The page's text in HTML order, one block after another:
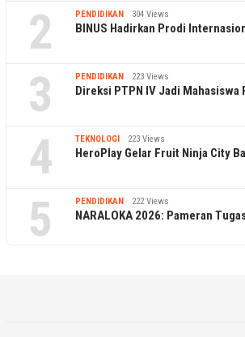
2 PENDIDIKAN 304 Views
BINUS Hadirkan Prodi
3 PENDIDIKAN 223 Views
Direksi PTPN IV Jadi Mahasiswa
4 TEKNOLOGI 223 Views
HeroPlay Gelar Fruit Ninja City
5 PENDIDIKAN 222 Views
NARALOKA 2026: Pameran